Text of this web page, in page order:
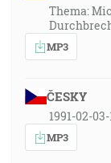
Thema:
MP3
ČESKY
1991-02-
MP3